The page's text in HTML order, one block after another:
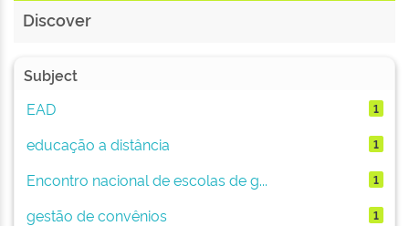
Discover
Subject
EAD
1
educação a distância 1
Encontro nacional de escolas de g... 1
gestão de convênios 1